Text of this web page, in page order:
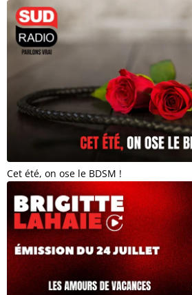
Cet été, on ose le BDSM !